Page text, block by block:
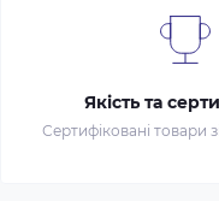
Якість та
Сертифіковані товари